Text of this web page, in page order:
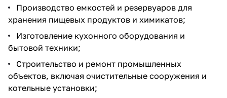
Производство емкостей и резервуаров для
хранения пищевых продуктов и химикатов;
Изготовление кухонного оборудования и
бытовой техники;
Строительство и ремонт промышленных
объектов, включая очистительные сооружения и
котельные установки;